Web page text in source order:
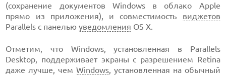
(сохранение документов Windows в облако Apple
прямо из приложения), и совместимость виджетов
Parallels с панельюуведомления OS X.
Отметим, что Windows, установленная в Parallels
Desktop, поддерживает экраны с разрешением Retina
даже лучше, чем Windows, установленная на обычный